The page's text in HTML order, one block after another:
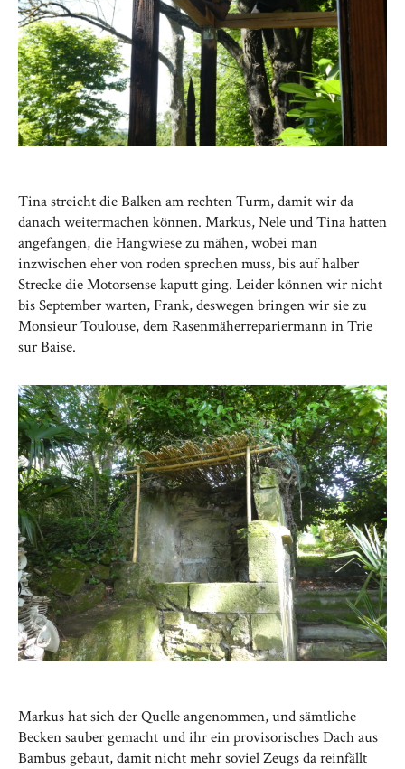
Tina streicht die Balken am rechten Turm, damit wir da
danach weitermachen können. Markus, Nele und Tina hatten
angefangen, die Hangwiese zu mähen, wobei man
inzwischen eher von roden sprechen muss, bis auf halber
Strecke die Motorsense kaputt ging. Leider können wir nicht
bis September warten, Frank, deswegen bringen wir sie zu
Monsieur Toulouse, dem Rasenmäherrepariermann in Trie
sur Baise.
Markus hat sich der Quelle angenommen, und sämtliche
Becken sauber gemacht und ihr ein provisorisches Dach aus
Bambus gebaut, damit nicht mehr soviel Zeugs da reinfällt